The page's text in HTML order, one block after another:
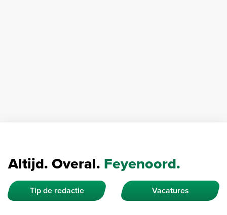
Altijd. Overal. Feyenoord.
Tip de redactie Vacatures